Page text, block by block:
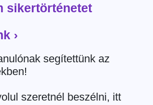
sikertörténetet
›
segítettünk az
szeretnél beszélni, itt